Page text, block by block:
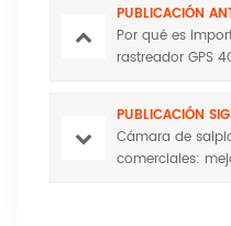
PUBLICACIÓN
Por qué es
rastreador GPS
PUBLICACIÓN
Cámara de
comerciales: